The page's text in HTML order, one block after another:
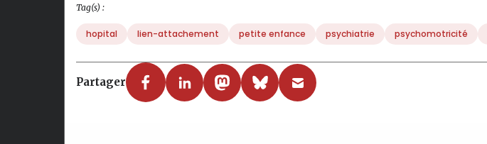
Tag(s) :
hopital lien-attachement petite enfance psychiatrie psychomotricité
Partager